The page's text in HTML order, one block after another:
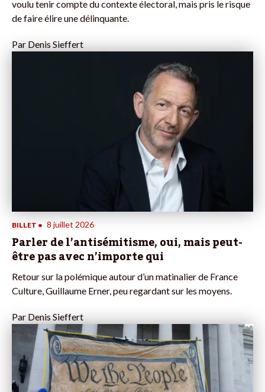
voulu tenir compte du contexte électoral, mais pris le risque
de faire élire une délinquante.
Par Denis Sieffert
BILLET • 8 juillet 2026
Parler de l’antisémitisme, oui, mais peut-
être pas avec n’importe qui
Retour sur la polémique autour d’un matinalier de France
Culture, Guillaume Erner, peu regardant sur les moyens.
Par Denis Sieffert